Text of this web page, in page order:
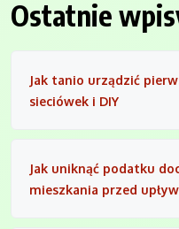
Ostatnie
Jak tanio urządzić
sieciówek i DIY
Jak uniknąć podatku
mieszkania przed